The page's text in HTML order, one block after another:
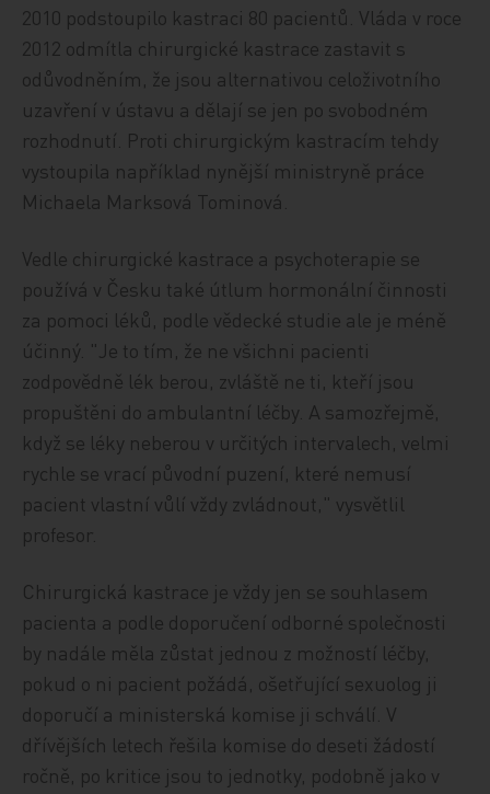
2010 podstoupilo kastraci 80 pacientů. Vláda v roce
2012 odmítla chirurgické kastrace zastavit s
odůvodněním, že jsou alternativou celoživotního
uzavření v ústavu a dělají se jen po svobodném
rozhodnutí. Proti chirurgickým kastracím tehdy
vystoupila například nynější ministryně práce
Michaela Marksová Tominová.
Vedle chirurgické kastrace a psychoterapie se
používá v Česku také útlum hormonální činnosti
za pomoci léků, podle vědecké studie ale je méně
účinný. "Je to tím, že ne všichni pacienti
zodpovědně lék berou, zvláště ne ti, kteří jsou
propuštěni do ambulantní léčby. A samozřejmě,
když se léky neberou v určitých intervalech, velmi
rychle se vrací původní puzení, které nemusí
pacient vlastní vůlí vždy zvládnout," vysvětlil
profesor.
Chirurgická kastrace je vždy jen se souhlasem
pacienta a podle doporučení odborné společnosti
by nadále měla zůstat jednou z možností léčby,
pokud o ni pacient požádá, ošetřující sexuolog ji
doporučí a ministerská komise ji schválí. V
dřívějších letech řešila komise do deseti žádostí
ročně, po kritice jsou to jednotky, podobně jako v